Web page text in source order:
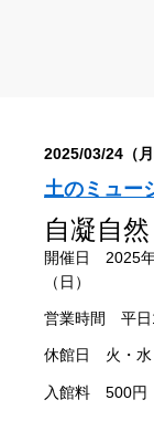
2025/03/24（月
土のミュー
自凝自
開催日 2025年
（日）
営業時間 平日
休館日 火・水
入館料 500円